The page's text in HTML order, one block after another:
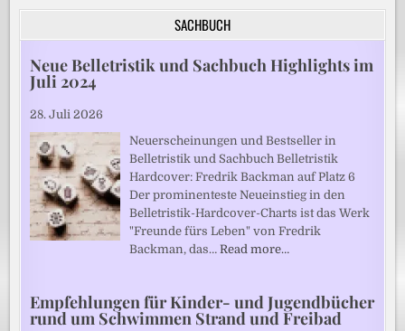
SACHBUCH
Neue Belletristik und Sachbuch Highlights im
Juli 2024
28. Juli 2026
Neuerscheinungen und Bestseller in
Belletristik und Sachbuch Belletristik
Hardcover: Fredrik Backman auf Platz 6
Der prominenteste Neueinstieg in den
Belletristik-Hardcover-Charts ist das Werk
"Freunde fürs Leben" von Fredrik
Backman, das…Read more…
Empfehlungen für Kinder- und Jugendbücher
rund um Schwimmen Strand und Freibad